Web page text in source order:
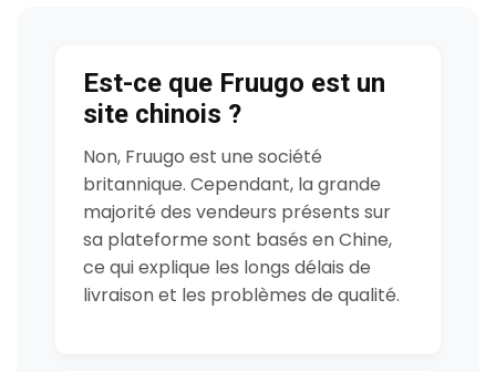
Est-ce que Fruugo est un
site chinois ?
Non, Fruugo est une société
britannique. Cependant, la grande
majorité des vendeurs présents sur
sa plateforme sont basés en Chine,
ce qui explique les longs délais de
livraison et les problèmes de qualité.